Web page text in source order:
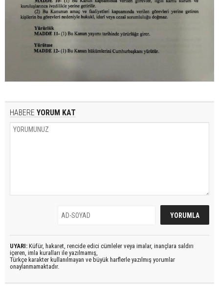
HABERE YORUM KAT
UYARI: Küfür, hakaret, rencide edici cümleler veya imalar, inançlara saldırı
içeren, imla kuralları ile yazılmamış,
Türkçe karakter kullanılmayan ve büyük harflerle yazılmış yorumlar
onaylanmamaktadır.